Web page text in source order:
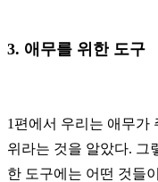
3. 애무를 위한 도구
1 편에서 우리는 애무가
위라는 것을 알았다. 그
한 도구에는 어떤 것들이